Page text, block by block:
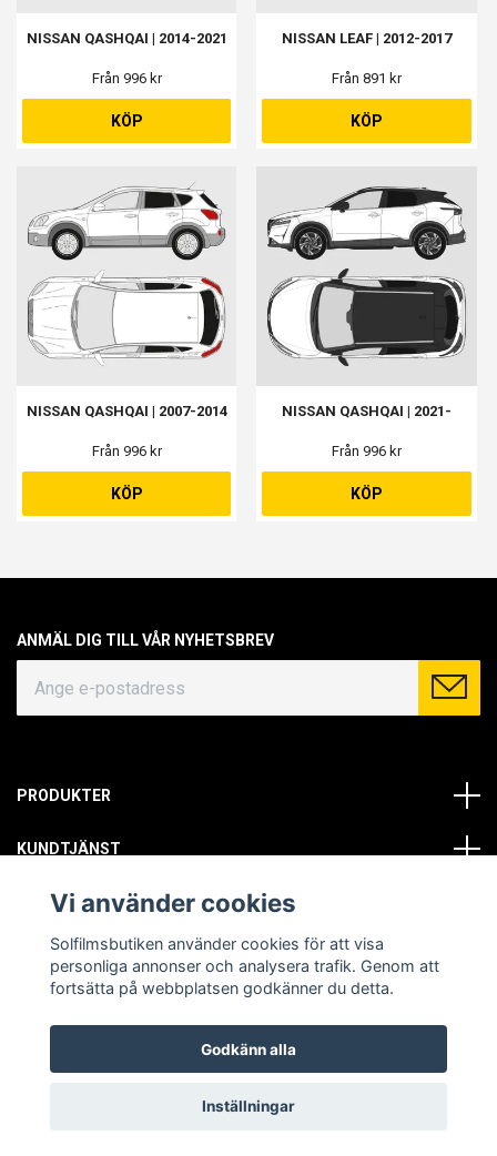
NISSAN QASHQAI | 2014-2021
Från 996 kr
KÖP
NISSAN LEAF | 2012-2017
Från 891 kr
KÖP
NISSAN QASHQAI | 2007-2014
Från 996 kr
KÖP
NISSAN QASHQAI | 2021-
Från 996 kr
KÖP
ANMÄL DIG TILL VÅR NYHETSBREV
PRODUKTER
KUNDTJÄNST
OM OSS
SOCIALA MEDIER
© Copyright 2026 Solfilmsbutiken. All rights reserved.
Vi använder cookies
Solfilmsbutiken använder cookies för att visa
personliga annonser och analysera trafik. Genom att
fortsätta på webbplatsen godkänner du detta.
Godkänn alla
Inställningar